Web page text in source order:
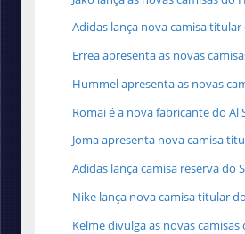
Adidas lança nova camisa
Errea apresenta as novas
Hummel apresenta as novas
Romai é a nova fabricante do Al
Joma apresenta nova camisa
Adidas lança camisa reserva do
Nike lança nova camisa titular
Kelme divulga as novas camisas